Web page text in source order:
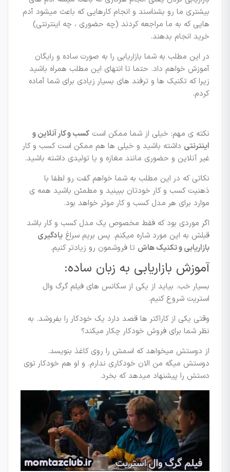
بیشتری ما رو بشناسند و انجام کارهایی که باعث میشود آدم
هایی که به ما مراجعه کردند (چه حضوری ، چه اینترنتی)
خرید انجام بدهند.
در این مطلب به شما بازاریابی را به صورت ساده و رایگان
آموزش خواهم داد. حتما تا انتهای این مطلب همراه باشید
زیرا که تکنیک ها و ترفند های بسیار زیادی برای شما آماده
کردم.
نکته ی مهم: خیلی از شما ممکن است کسب و کار آنلاین و
اینترنتی داشته باشید و خیلی ها هم ممکن است کسب و کار
غیر آنلاین و حضوری مانند مغازه و یا تولیدی داشته باشید.
نکاتی که در این مطلب به شما خواهم گفت رو لطفا با
ذهنیت کسب و کار خودتان ببینید و مطمئن باشید همه ی
موارد برای هر مدل کسب و کار موثر خواهد بود.
اگر موردی بود که فقط مخصوص یک مدل کسب و کار باشد
قبلش به این مورد شاره میکنم. پس بریم سراغ یادگیری
بازاریابی و تکنیک هاش تا فروشمون رو زیادتر کنیم.
آموزش بازاریابی به زبان ساده:
بسیار خب. بیاید از یکی از سکانس های فیلم گرگ وال
استریت شروع کنیم.
وقتی یکی از کاراکتر ها قصد دارد یک خودکار را بفروشد. به
نظر شما برای فروش خودکار چکار میکند؟
از دوستش میخواهد که اسمش را روی کاغذ بنویسد.
دوستش میگه من الان خودکاری ندارم. و او هم خودکار توی
دستش را پیشنهاد میدهد که بخرد.